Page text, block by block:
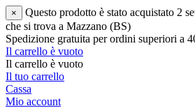
×
Questo prodotto è stato acquistato 2
che si trova a Mazzano (BS)
Spedizione gratuita per ordini superiori a
Il carrello è vuoto
Il carrello è vuoto
Il tuo carrello
Cassa
Mio account